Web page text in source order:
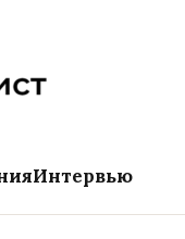
Интервью